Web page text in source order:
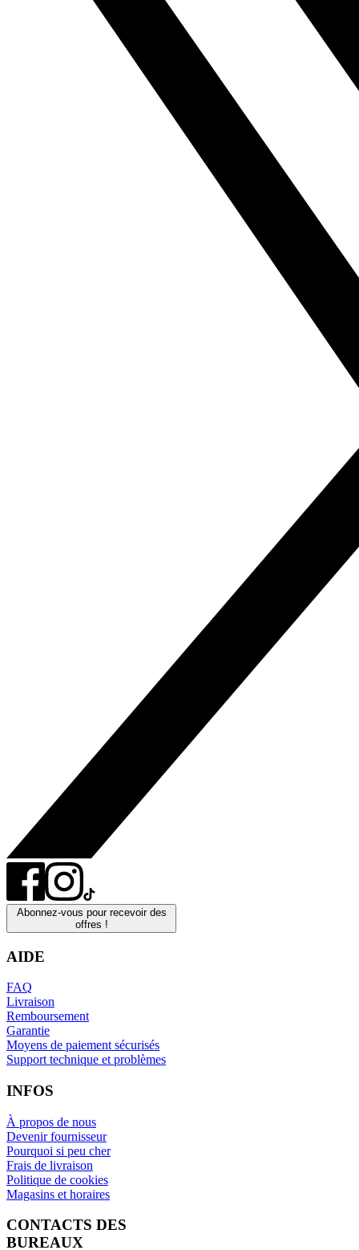
Abonnez-vous pour recevoir des
offres !
AIDE
FAQ
Livraison
Remboursement
Garantie
Moyens de paiement sécurisés
Support technique et problèmes
INFOS
À propos de nous
Devenir fournisseur
Pourquoi si peu cher
Frais de livraison
Politique de cookies
Magasins et horaires
CONTACTS DES
BUREAUX